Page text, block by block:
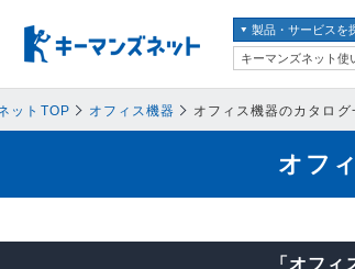
製品・サービスを
スマートデバイス スマートデバイスキーマンズネット使
ットTOP オフィス機器 オフィス機器のカタログ
オフ
「オフ